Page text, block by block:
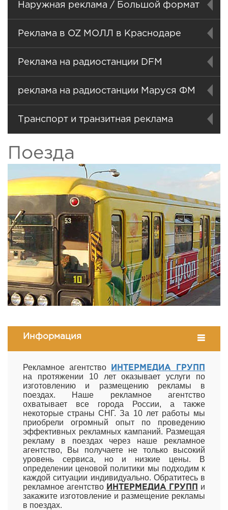
Наружная реклама / Большой формат
Реклама в OZ МОЛЛ в Краснодаре
Реклама на радиостанции DFM
реклама на радиостанции Маруся ФМ
Транспорт и транзитная реклама
Поезда
Информация
Рекламное агентство ИНТЕРМЕДИА ГРУПП
на протяжении 10 лет оказывает услуги по
изготовлению и размещению рекламы в
поездах. Наше рекламное агентство
охватывает все города России, а также
некоторые страны СНГ. За 10 лет работы мы
приобрели огромный опыт по проведению
эффективных рекламных кампаний. Размещая
рекламу в поездах через наше рекламное
агентство, Вы получаете не только высокий
уровень сервиса, но и низкие цены. В
определении ценовой политики мы подходим к
каждой ситуации индивидуально. Обратитесь в
рекламное агентство ИНТЕРМЕДИА ГРУПП и
закажите изготовление и размещение рекламы
в поездах.